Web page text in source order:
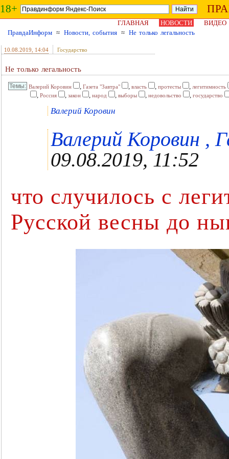
18+
ГЛАВНАЯ НОВОСТИ
ВИДЕО
ПравдаИнформ ≈ Новости, события ≈ Не только легальность
10.08.2019 , 14:04 Государство
Не только легальность
Валерий Коровин , Газета "Завтра" , власть , протесты , легитимность
, Россия , закон , народ , выборы , недовольство , государство
Валерий Коровин
Валерий Коровин ,
09.08.2019, 11:52
что случилось с
Русской весны до